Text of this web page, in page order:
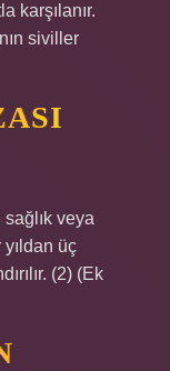
karşılanır.
siviller
sağlık veya
üç
(2) (Ek